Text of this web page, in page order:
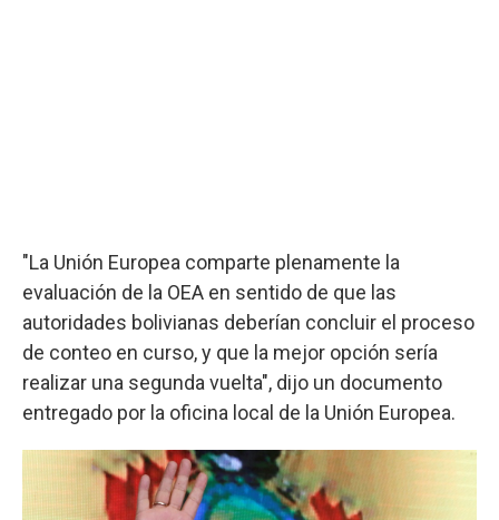
"La Unión Europea comparte plenamente la
evaluación de la OEA en sentido de que las
autoridades bolivianas deberían concluir el proceso
de conteo en curso, y que la mejor opción sería
realizar una segunda vuelta", dijo un documento
entregado por la oficina local de la Unión Europea.